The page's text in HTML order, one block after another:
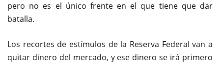
pero no es el único frente en el que tiene que dar
batalla.
Los recortes de estímulos de la Reserva Federal van a
quitar dinero del mercado, y ese dinero se irá primero